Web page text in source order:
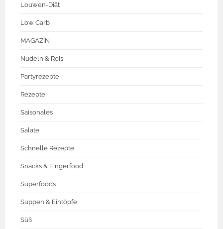
Louwen-Diät
Low Carb
MAGAZIN
Nudeln & Reis
Partyrezepte
Rezepte
Saisonales
Salate
Schnelle Rezepte
Snacks & Fingerfood
Superfoods
Suppen & Eintöpfe
Süß